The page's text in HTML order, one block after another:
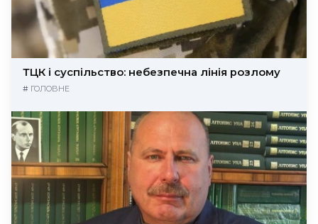
ТЦК і суспільство: небезпечна лінія розлому
# ГОЛОВНЕ